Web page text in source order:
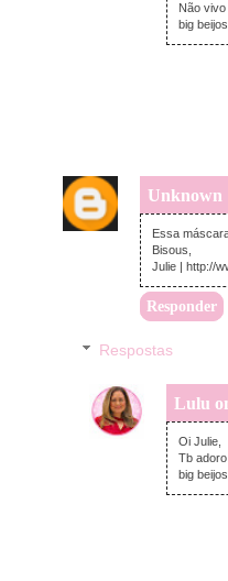
Não
big beijos
Unknown
Essa
Bisous,
Julie | http://
Responder
Respostas
Lulu
Oi Julie,
Tb
big beijos